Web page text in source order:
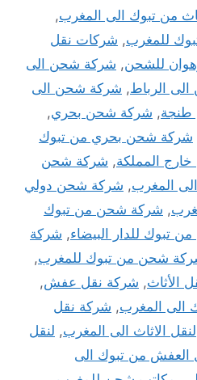
من تبوك الى المغرب,
للمغرب, شركات نقل
للشحن, شركة شحن الى
الرباط, شركة شحن الى
طنجة, شركة شحن بحري,
شركة شحن بحري من تبوك
المملكة, شركة شحن
المغرب, شركة شحن دولي
, شركة شحن من تبوك
تبوك للدار البيضاء, شركة
شحن من تبوك للمغرب,
الأثاث, شركة نقل عفش,
المغرب, شركة نقل
لنقل الاثاث الى المغرب, لنقل
العفش من تبوك الى